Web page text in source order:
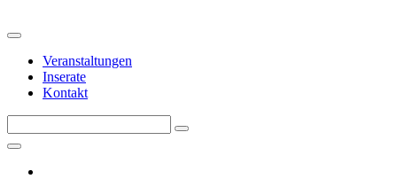
Veranstaltungen
Inserate
Kontakt